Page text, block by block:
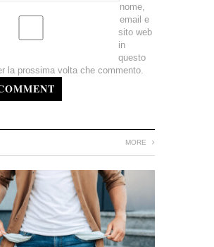
nome,
email e
sito web
in
questo
la prossima volta che commento.
MORE